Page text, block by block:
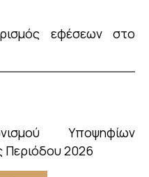
εφέσεων στο
Υποψηφίων
Περιόδου 2026